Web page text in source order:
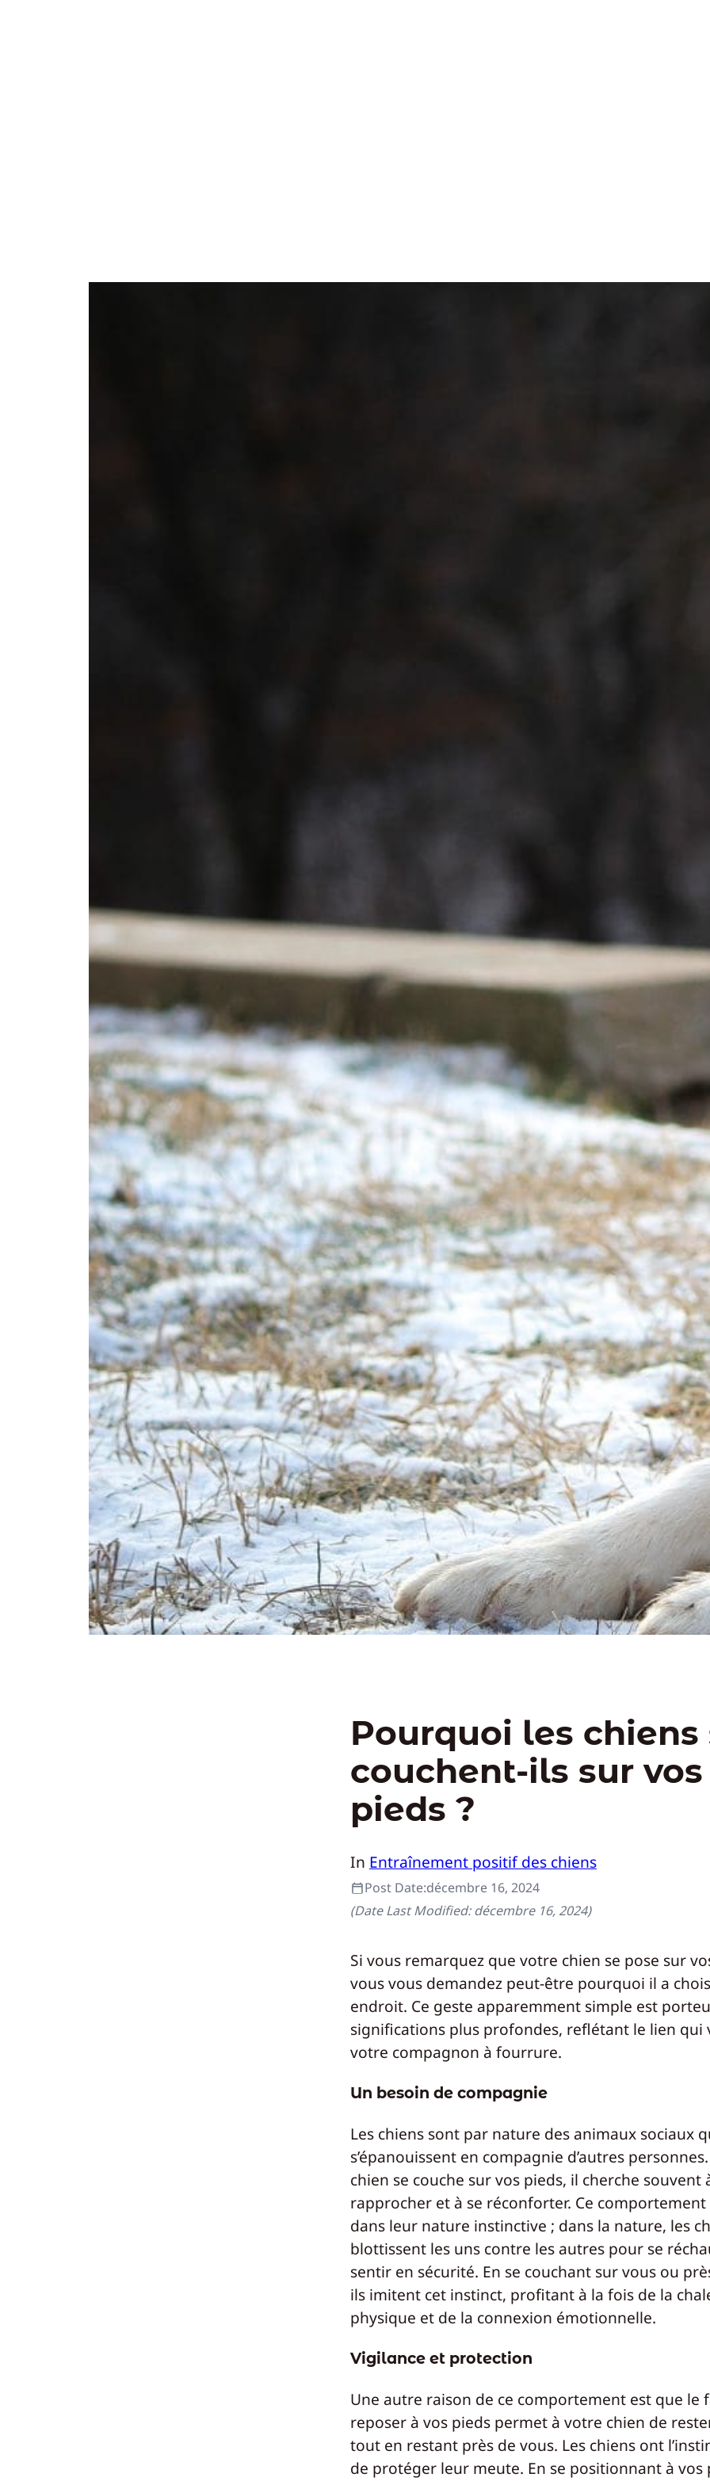
Pourquoi les chiens
couchent-ils sur vos
pieds ?
In Entraînement positif des chiens
Post Date:décembre 16, 2024
(Date Last Modified:décembre 16, 2024)
Si vous remarquez que votre chien se pose sur
vous vous demandez peut-être pourquoi il a
endroit. Ce geste apparemment simple est
significations plus profondes, reflétant le lien qui
votre compagnon à fourrure.
Un besoin de compagnie
Les chiens sont par nature des animaux sociaux
s’épanouissent en compagnie d’autres
chien se couche sur vos pieds, il cherche souvent
rapprocher et à se réconforter. Ce comportement
dans leur nature instinctive ; dans la nature, les
blottissent les uns contre les autres pour se
sentir en sécurité. En se couchant sur vous ou
ils imitent cet instinct, profitant à la fois de la
physique et de la connexion émotionnelle.
Vigilance et protection
Une autre raison de ce comportement est que le
reposer à vos pieds permet à votre chien de
tout en restant près de vous. Les chiens ont
de protéger leur meute. En se positionnant à vos